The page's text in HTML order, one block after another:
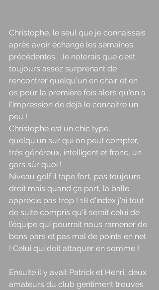
Christophe, le seul que je connaissais
après avoir échangé les semaines
précédentes.  Je noterais que c'est
toujours assez surprenant de
rencontrer quelqu'un en chair et en
os pour la première fois alors qu'on a
l'impression de déjà le connaître un
peu !
Christophe est un chic type,
quelqu'un sur qui on peut compter,
très généreux, intelligent et franc, un
gars sûr quoi !
Niveau golf il tape fort, pas toujours
droit mais quand ça part, la balle
apprécie pas trop ! 18 d'index j'ai tout
de suite compris qu'il serait celui de
l'équipe qui pourrait nous ramener de
bons pars et pas mal de points en net
! Celui qui doit attaquer en somme !
Ensuite il y avait Patrick et Henri, deux
amateurs du club gentiment trouvés